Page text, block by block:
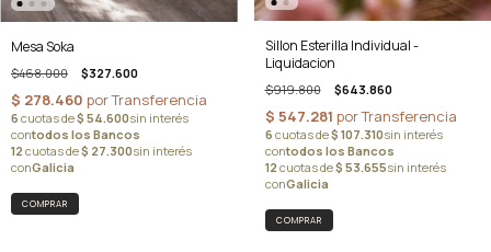
Mesa Soka
$468.000 $327.600
COMPRAR
Sillon Esterilla Individual -
Liquidacion
$919.800 $643.860